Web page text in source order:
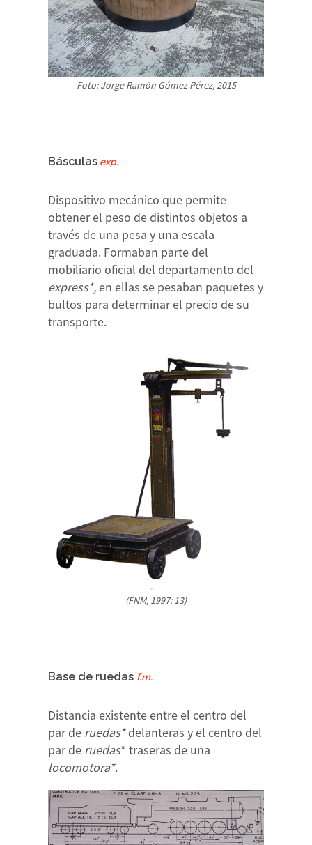
Foto: Jorge Ramón Gómez Pérez, 2015
Básculas exp.
Dispositivo mecánico que permite
obtener el peso de distintos objetos a
través de una pesa y una escala
graduada. Formaban parte del
mobiliario oficial del departamento del
express*, en ellas se pesaban paquetes y
bultos para determinar el precio de su
transporte.
(FNM, 1997: 13)
Base de ruedas f.m.
Distancia existente entre el centro del
par de ruedas*delanteras y el centro del
par de ruedas* traseras de una
locomotora*.